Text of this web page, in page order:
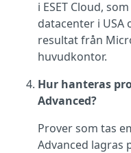
i ESET Cloud,
datacenter i USA
resultat från
huvudkontor.
Hur hanteras
Advanced?
Prover som tas
Advanced lagras